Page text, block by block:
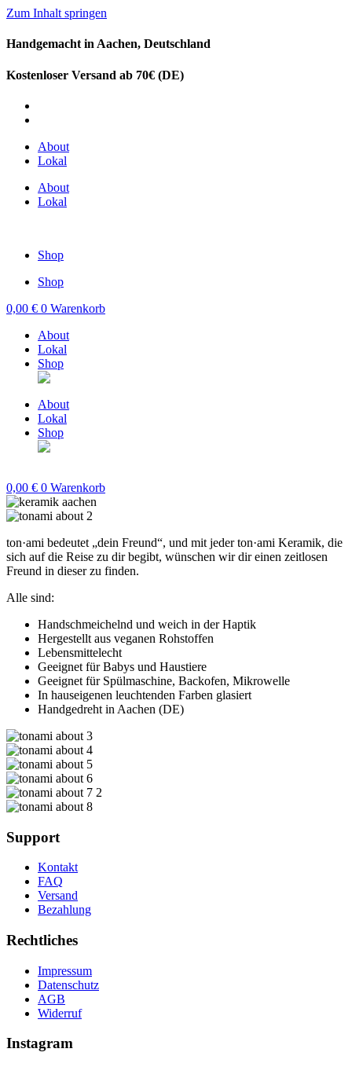
Zum Inhalt springen
Handgemacht in Aachen, Deutschland
Kostenloser Versand ab 70€ (DE)
About
Lokal
About
Lokal
Shop
Shop
0,00 € 0 Warenkorb
About
Lokal
Shop
About
Lokal
Shop
0,00 € 0 Warenkorb
ton·ami bedeutet „dein Freund“, und mit jeder ton·ami Keramik, die
sich auf die Reise zu dir begibt, wünschen wir dir einen zeitlosen
Freund in dieser zu finden.
Alle sind:
Handschmeichelnd und weich in der Haptik
Hergestellt aus veganen Rohstoffen
Lebensmittelecht
Geeignet für Babys und Haustiere
Geeignet für Spülmaschine, Backofen, Mikrowelle
In hauseigenen leuchtenden Farben glasiert
Handgedreht in Aachen (DE)
Support
Kontakt
FAQ
Versand
Bezahlung
Rechtliches
Impressum
Datenschutz
AGB
Widerruf
Instagram